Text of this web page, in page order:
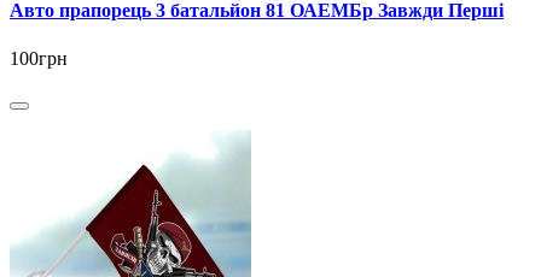
Авто прапорець 3 батальйон 81 ОАЕМБр Завжди Перші
100грн